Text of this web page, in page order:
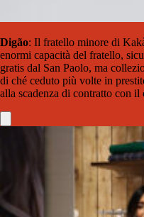
Digão: Il fratello minore di
enormi capacità del fratello,
gratis dal San Paolo, ma
di ché ceduto più volte in
alla scadenza di contratto con il